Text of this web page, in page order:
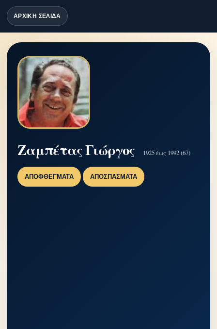
ΑΡΧΙΚΗ ΣΕΛΙΔΑ
Ζαμπέτας Γιώργος 1925 έως 1992 (67)
ΑΠΟΦΘΈΓΜΑΤΑ ΑΠΟΣΠΆΣΜΑΤΑ